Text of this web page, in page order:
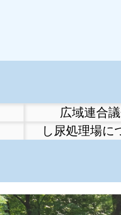
広域連合
し尿処理場に